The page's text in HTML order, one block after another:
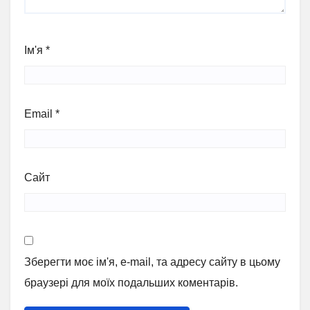
Ім'я *
Email *
Сайт
Зберегти моє ім'я, e-mail, та адресу сайту в цьому
браузері для моїх подальших коментарів.